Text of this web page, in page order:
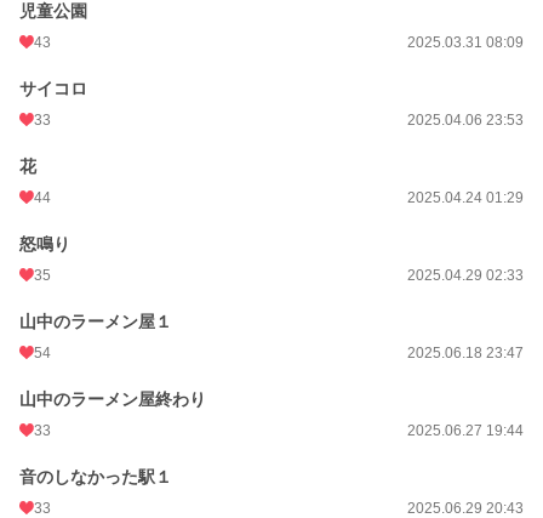
児童公園
43 2025.03.31 08:09
サイコロ
33 2025.04.06 23:53
花
44 2025.04.24 01:29
怒鳴り
35 2025.04.29 02:33
山中のラーメン屋１
54 2025.06.18 23:47
山中のラーメン屋終わり
33 2025.06.27 19:44
音のしなかった駅１
33 2025.06.29 20:43